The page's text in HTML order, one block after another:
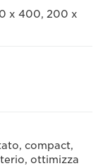
x 400, 200 x
compact,
ottimizza